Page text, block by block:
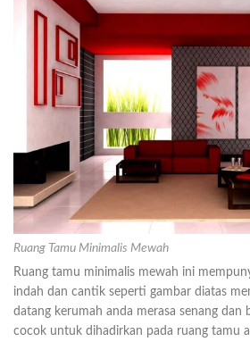
Ruang Tamu Minimalis Mewah
Ruang tamu minimalis mewah ini
indah dan cantik seperti gambar diatas
datang kerumah anda merasa senang dan
cocok untuk dihadirkan pada ruang tamu